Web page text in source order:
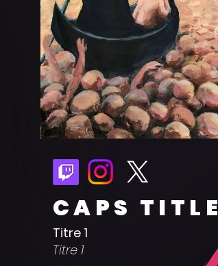
CAPS TITLE
Titre 1
Titre 1